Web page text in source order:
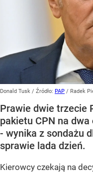
Donald Tusk / Źródło: PAP / Radek
Prawie dwie trzecie
pakietu CPN na
- wynika z sondażu
sprawie lada dzień.
Kierowcy czekają na